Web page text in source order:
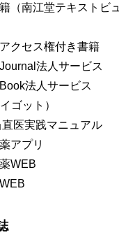
（南江堂テキストビュ
クセス権付き書籍
法人サービス
法人サービス
ゴット）
医実践マニュアル
アプリ
WEB